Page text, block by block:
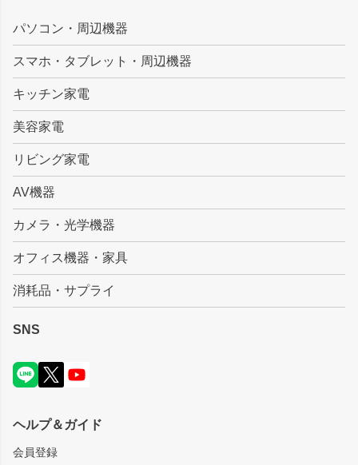
ップ
パソコン・周辺機器
スマホ・タブレット・周辺機器
キッチン家電
美容家電
リビング家電
AV機器
カメラ・光学機器
オフィス機器・家具
消耗品・サプライ
SNS
ヘルプ＆ガイド
会員登録